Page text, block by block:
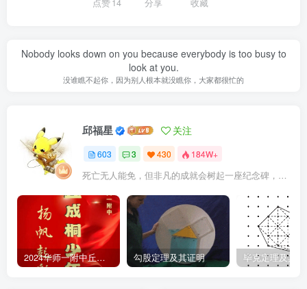
点赞14 分享 收藏
Nobody looks down on you because everybody is too busy to
look at you.
没谁瞧不起你，因为别人根本就没瞧你，大家都很忙的
邱福星 关注
603 3 430 184W+
死亡无人能免，但非凡的成就会树起一座纪念碑，它将一直立到太阳冷却之时
2024华师一附中丘班游园考试真题 勾股定理及其证明 毕克定理及其